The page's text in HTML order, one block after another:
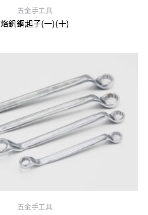
五金手工具
烙釩鋼起子(一)(十)
五金手工具